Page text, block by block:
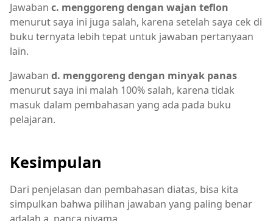
Jawaban c. menggoreng dengan wajan teflon
menurut saya ini juga salah, karena setelah saya cek di
buku ternyata lebih tepat untuk jawaban pertanyaan
lain.
Jawaban d. menggoreng dengan minyak panas
menurut saya ini malah 100% salah, karena tidak
masuk dalam pembahasan yang ada pada buku
pelajaran.
Kesimpulan
Dari penjelasan dan pembahasan diatas, bisa kita
simpulkan bahwa pilihan jawaban yang paling benar